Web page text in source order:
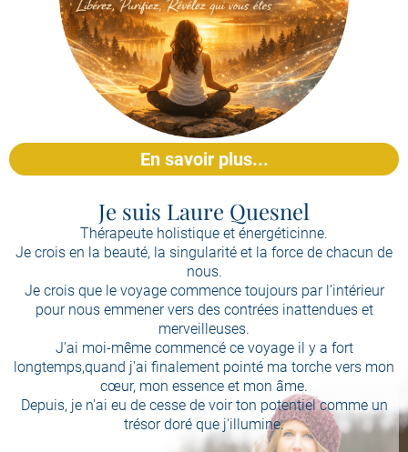
En savoir plus...
Je suis Laure Quesnel
Thérapeute holistique et énergéticinne.
Je crois en la beauté, la singularité et la force de chacun de
nous.
Je crois que le voyage commence toujours par l’intérieur
pour nous emmener vers des contrées inattendues et
merveilleuses.
J’ai moi-même commencé ce voyage il y a fort
longtemps,quand j'ai finalement pointé ma torche vers mon
cœur, mon essence et mon âme.
Depuis, je n'ai eu de cesse de voir ton potentiel comme un
trésor doré que j'illumine.